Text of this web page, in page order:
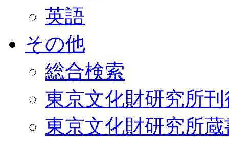
英語
その他
総合検索
東京文化財研究所
東京文化財研究所